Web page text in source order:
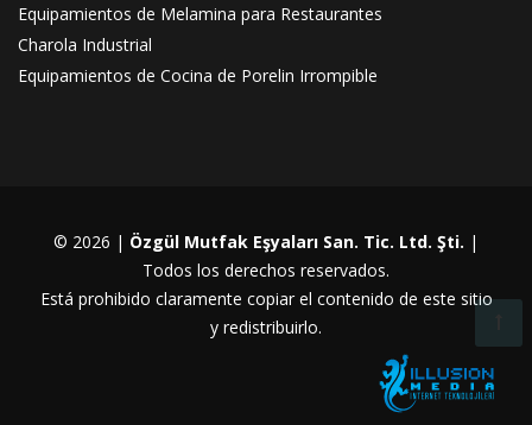
Equipamientos de Melamina para Restaurantes
Charola Industrial
Equipamientos de Cocina de Porelin Irrompible
© 2026 | Özgül Mutfak Eşyaları San. Tic. Ltd. Şti. |
Todos los derechos reservados.
Está prohibido claramente copiar el contenido de este sitio
y redistribuirlo.